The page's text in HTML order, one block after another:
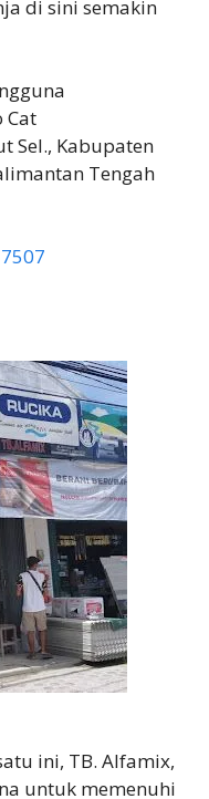
di sini semakin
Cat
Sel., Kabupaten
Tengah
ini, TB. Alfamix,
untuk memenuhi